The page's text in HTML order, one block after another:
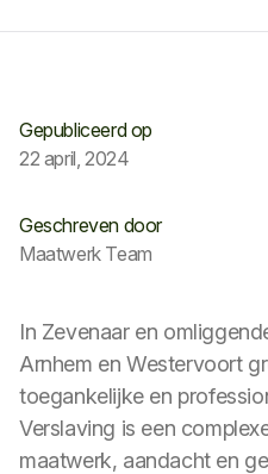
Gepubliceerd op
22 april, 2024
Geschreven door
Maatwerk Team
In Zevenaar en
Arnhem en Westervoort
toegankelijke en
Verslaving is een
maatwerk, aandacht en